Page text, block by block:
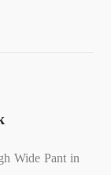
Wide Pant in